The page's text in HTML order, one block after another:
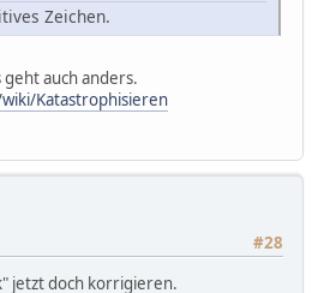
Zeichen.
geht auch anders.
Katastrophisieren
#28
jetzt doch korrigieren.